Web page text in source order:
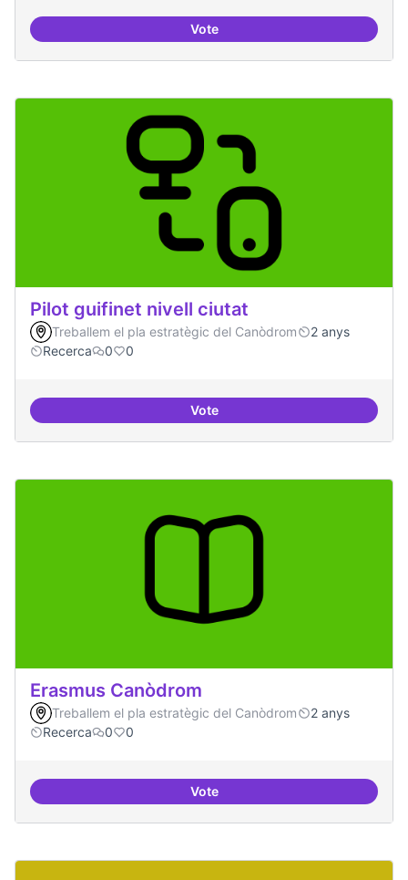
VoteEspai punter en innovació
Pilot guifinet nivell ciutat
Treballem el pla estratègic del Canòdrom
2 anys
Recerca
0 0
VotePilot guifinet nivell ciutat
Erasmus Canòdrom
Treballem el pla estratègic del Canòdrom
2 anys
Recerca
0 0
VoteErasmus Canòdrom